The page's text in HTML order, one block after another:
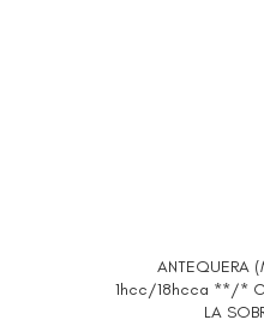
AÑADIR AL CARRITO
ANTEQUERA
1hcc/18hcca **/*
LA